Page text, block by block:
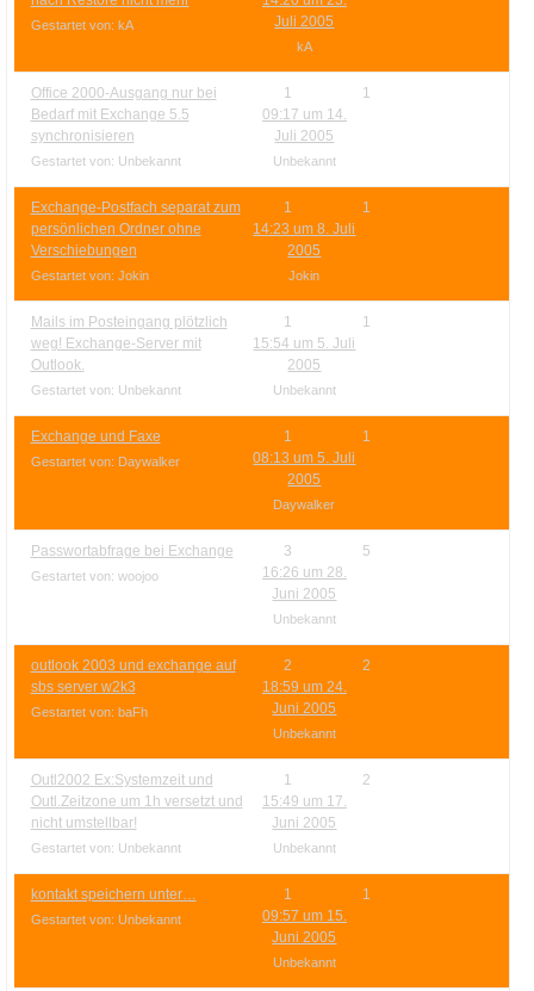
Gestartet von: kA
Juli 2005
kA
Office 2000-Ausgang nur bei
Bedarf mit Exchange 5.5
synchronisieren
Gestartet von: Unbekannt
1
1
09:17 um 14.
Juli 2005
Unbekannt
Exchange-Postfach separat zum
persönlichen Ordner ohne
Verschiebungen
Gestartet von: Jokin
1
1
14:23 um 8. Juli
2005
Jokin
Mails im Posteingang plötzlich
weg! Exchange-Server mit
Outlook.
Gestartet von: Unbekannt
1
1
15:54 um 5. Juli
2005
Unbekannt
Exchange und Faxe
Gestartet von: Daywalker
1
1
08:13 um 5. Juli
2005
Daywalker
Passwortabfrage bei Exchange
Gestartet von: woojoo
3
5
16:26 um 28.
Juni 2005
Unbekannt
outlook 2003 und exchange auf
sbs server w2k3
Gestartet von: baFh
2
2
18:59 um 24.
Juni 2005
Unbekannt
Outl2002 Ex:Systemzeit und
Outl.Zeitzone um 1h versetzt und
nicht umstellbar!
Gestartet von: Unbekannt
1
2
15:49 um 17.
Juni 2005
Unbekannt
kontakt speichern unter…
Gestartet von: Unbekannt
1
1
09:57 um 15.
Juni 2005
Unbekannt
Ihre E-Mail
Adresse:
E-Mail
E-Mail bestätigen